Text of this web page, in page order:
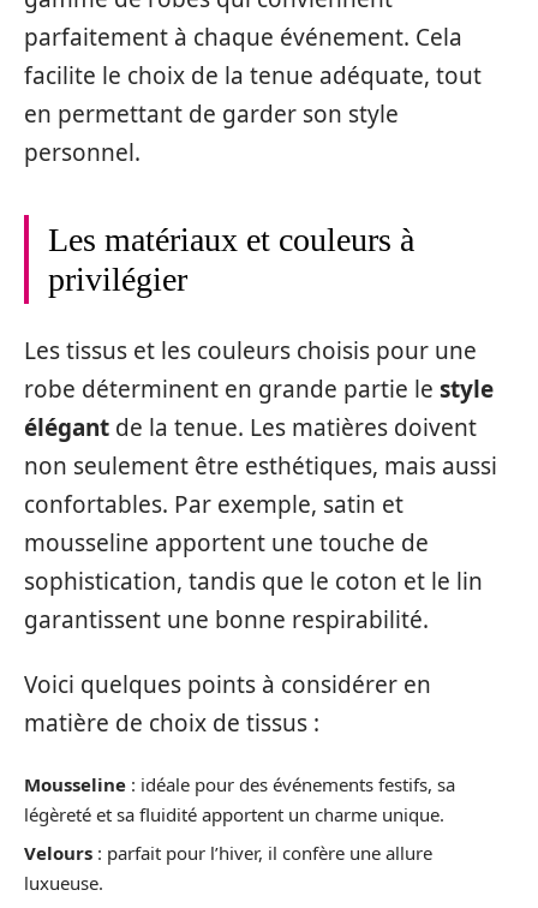
parfaitement à chaque événement. Cela
facilite le choix de la tenue adéquate, tout
en permettant de garder son style
personnel.
Les matériaux et couleurs à
privilégier
Les tissus et les couleurs choisis pour une
robe déterminent en grande partie le style
élégant de la tenue. Les matières doivent
non seulement être esthétiques, mais aussi
confortables. Par exemple, satin et
mousseline apportent une touche de
sophistication, tandis que le coton et le lin
garantissent une bonne respirabilité.
Voici quelques points à considérer en
matière de choix de tissus :
Mousseline : idéale pour des événements festifs, sa
légèreté et sa fluidité apportent un charme unique.
Velours : parfait pour l’hiver, il confère une allure
luxueuse.